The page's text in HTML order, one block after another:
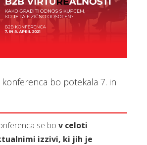
bo potekala 7. in
se bo v celoti
izzivi, ki jih je